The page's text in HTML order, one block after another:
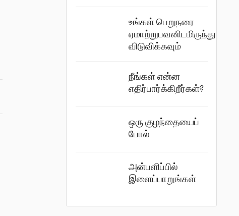
உங்கள் பெறுநரை
ஏமாற்றுபவனிடமிருந்து
விடுவிக்கவும்
நீங்கள் என்ன
எதிர்பார்க்கிறீர்கள்?
ஒரு குழந்தையைப்
போல்
அன்பளிப்பில்
இளைப்பாறுங்கள்